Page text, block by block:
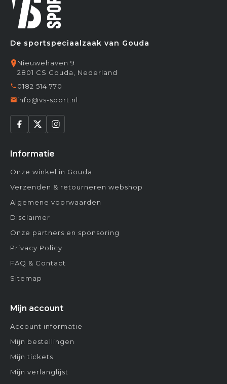
De sportspeciaalzaak van Gouda
Nieuwehaven 9
2801 CS Gouda, Nederland
0182 514 770
info@vs-sport.nl
Informatie
Onze winkel in Gouda
Verzenden & retourneren webshop
Algemene voorwaarden
Disclaimer
Onze partners en sponsoring
Privacy Policy
FAQ & Contact
Sitemap
Mijn account
Account informatie
Mijn bestellingen
Mijn tickets
Mijn verlanglijst